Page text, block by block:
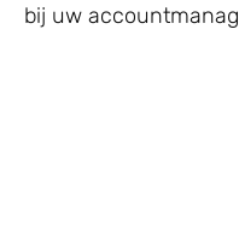
bij uw